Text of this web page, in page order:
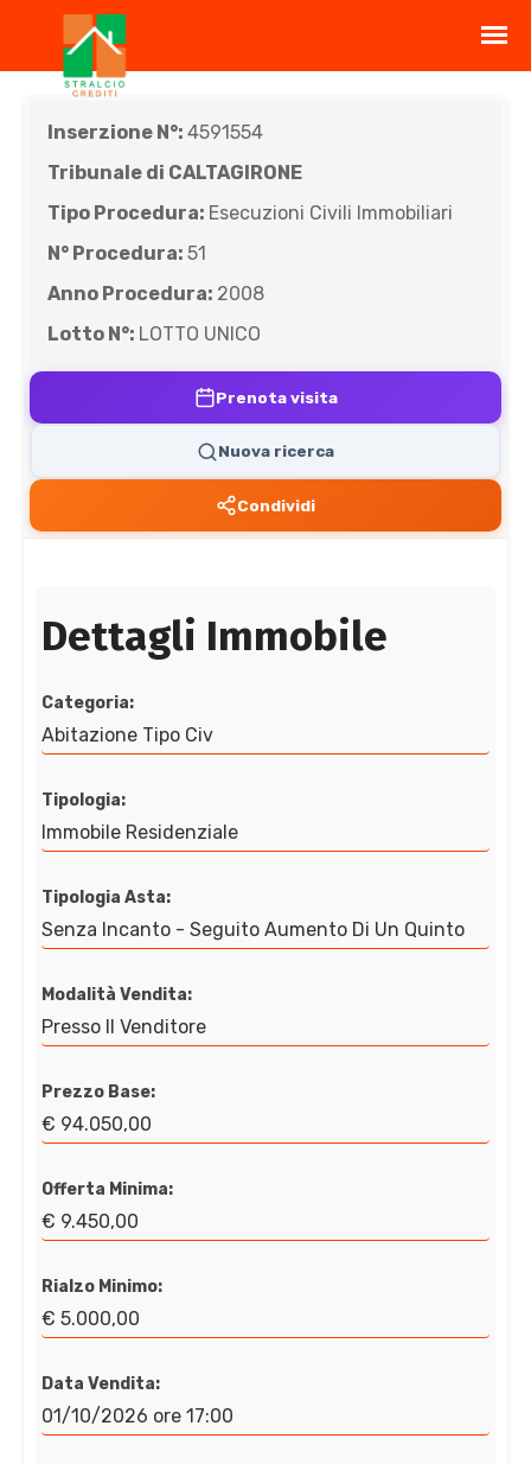
Inserzione N°: 4591554
Tribunale di CALTAGIRONE
Tipo Procedura: Esecuzioni Civili Immobiliari
N° Procedura: 51
Anno Procedura: 2008
Lotto N°: LOTTO UNICO
Prenota visita
Nuova ricerca
Condividi
Dettagli Immobile
Categoria:
Abitazione Tipo Civ
Tipologia:
Immobile Residenziale
Tipologia Asta:
Senza Incanto - Seguito Aumento Di Un Quinto
Modalità Vendita:
Presso Il Venditore
Prezzo Base:
€ 94.050,00
Offerta Minima:
€ 9.450,00
Rialzo Minimo:
€ 5.000,00
Data Vendita:
01/10/2026 ore 17:00